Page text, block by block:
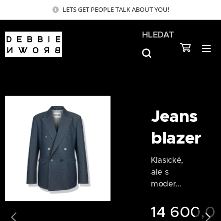
LETS GET PEOPLE TALK ABOUT YOU!
HLEDAT
Kč
Jeans
blazer
Klasické,
ale s
moderní
nádech
em —
14